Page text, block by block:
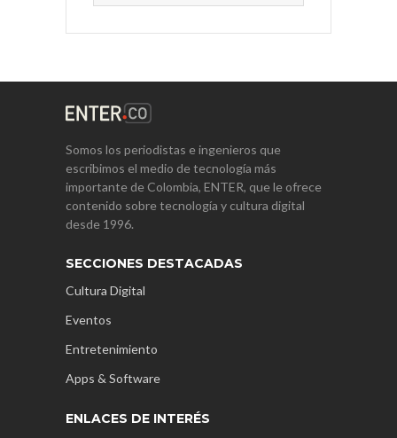
Somos los periodistas e ingenieros que
escribimos el medio de tecnología más
importante de Colombia, ENTER, que le ofrece
contenido sobre tecnología y cultura digital
desde 1996.
SECCIONES DESTACADAS
Cultura Digital
Eventos
Entretenimiento
Apps & Software
ENLACES DE INTERÉS